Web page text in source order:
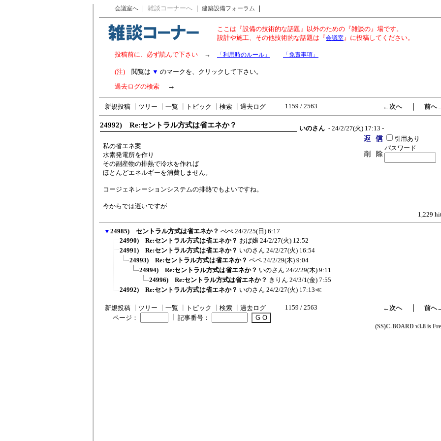
｜ 会議室へ ｜ 雑談コーナーへ ｜ 建築設備フォーラム ｜
ここは『設備の技術的な話題』以外のための『雑談の』場です。
設計や施工、その他技術的な話題は『会議室』に投稿してください。
投稿前に、必ず読んで下さい → 「利用時のルール」 「免責事項」
(注) 閲覧は ▼ のマークを、クリックして下さい。
過去ログの検索 →
新規投稿 ツリー 一覧 トピック 検索 過去ログ 1159 / 2563 ←次へ｜ 前へ
24992) Re:セントラル方式は省エネか？ いのさん - 24/2/27(火) 17:13 -
私の省エネ案
水素発電所を作り
その副産物の排熱で冷水を作れば
ほとんどエネルギーを消費しません。
コージェネレーションシステムの排熱でもよいですね。
今からでは遅いですが
引用あり
パスワード
1,229
▼ 24985) セントラル方式は省エネか？ ぺぺ 24/2/25(日) 6:17
24990) Re:セントラル方式は省エネか？ おば嬢 24/2/27(火) 12:52
24991) Re:セントラル方式は省エネか？ いのさん 24/2/27(火) 16:54
24993) Re:セントラル方式は省エネか？ ペペ 24/2/29(木) 9:04
24994) Re:セントラル方式は省エネか？ いのさん 24/2/29(木) 9:11
24996) Re:セントラル方式は省エネか？ きりん 24/3/1(金) 7:55
24992) Re:セントラル方式は省エネか？ いのさん 24/2/27(火) 17:13≪
新規投稿 ツリー 一覧 トピック 検索 過去ログ 1159 / 2563 ←次へ｜ 前へ
ページ：
記事番号：
(SS)C-BOARD v3.8 is